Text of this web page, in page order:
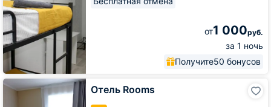
от1 000руб.
за 1 ночь
Получите50 бонусов
Отель Rooms
Отель